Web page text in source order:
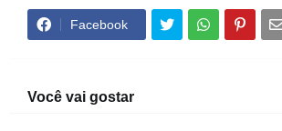
Facebook
Você vai gostar